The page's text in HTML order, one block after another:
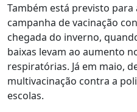
Também está previsto
campanha de vacinação
chegada do inverno,
baixas levam ao aumento
respiratórias. Já em maio,
multivacinação contra a
escolas.